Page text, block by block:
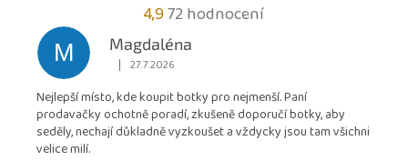
4,9Průměrné
hodnocení
obchodu
4,9
z
72 hodnocení
M
Magdaléna
Hodnocení obchodu je 5 z 5 hvězdiček.
| 27.7.2026
Nejlepší místo, kde koupit botky pro nejmenší. Paní
prodavačky ochotně poradí, zkušeně doporučí botky, aby
seděly, nechají důkladně vyzkoušet a vždycky jsou tam všichni
velice milí.